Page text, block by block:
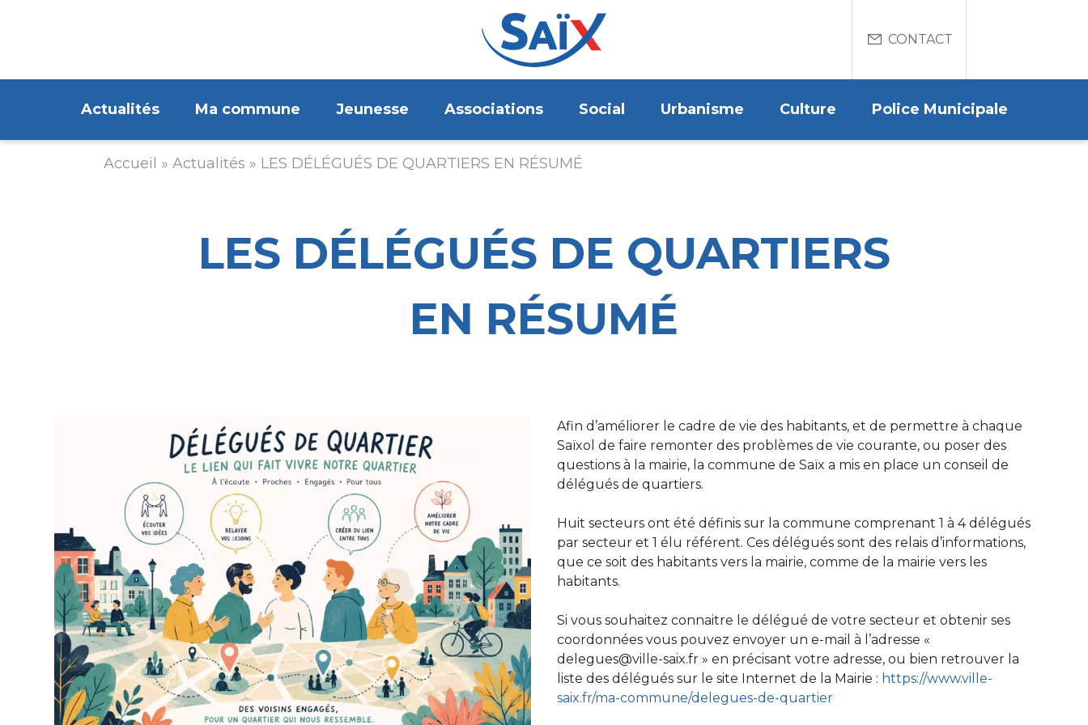
Actualités Ma commune Jeunesse Associations Social Urbanisme Culture Police Municipale
du
l'utilisateur
CONTACT
Accueil Actualités LES DÉLÉGUÉS DE QUARTIERS EN RÉSUMÉ
LES DÉLÉGUÉS DE QUARTIERS
EN RÉSUMÉ
Afin d’améliorer le cadre de vie des habitants, et de permettre à chaque
Saïxol de faire remonter des problèmes de vie courante, ou poser des
questions à la mairie, la commune de Saïx a mis en place un conseil de
délégués de quartiers.
Huit secteurs ont été définis sur la commune comprenant 1 à 4 délégués
par secteur et 1 élu référent. Ces délégués sont des relais d’informations,
que ce soit des habitants vers la mairie, comme de la mairie vers les
habitants.
Si vous souhaitez connaitre le délégué de votre secteur et obtenir ses
coordonnées vous pouvez envoyer un e-mail à l’adresse «
delegues@ville-saix.fr » en précisant votre adresse, ou bien retrouver la
liste des délégués sur le site Internet de la Mairie : https://www.ville-
saix.fr/ma-commune/delegues-de-quartier